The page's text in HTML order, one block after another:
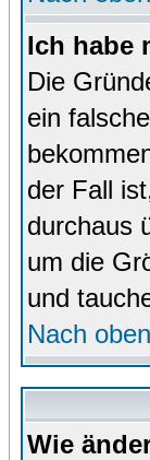
Ich habe
Die
ein
der Fall
durchaus
um die
und
Nach oben
Wie